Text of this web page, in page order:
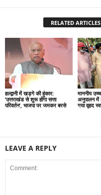
RELATED ARTICLES
हल्द्वानी में खड़गे की हुंकार:
‘उत्तराखंड से शुरू होगा सत्ता
परिवर्तन’, भाजपा पर जमकर बरसे
माननीय
अनुपालन में
गया वृहद
LEAVE A REPLY